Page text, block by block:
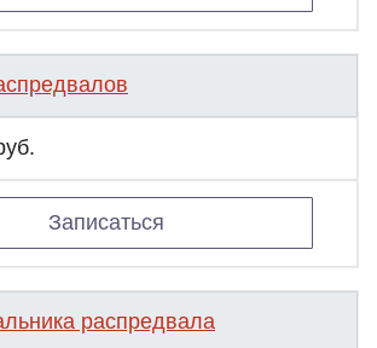
Записаться
распредвала